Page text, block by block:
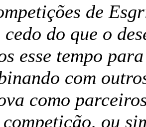
de
cedo do que o
esse tempo
com
como
ou